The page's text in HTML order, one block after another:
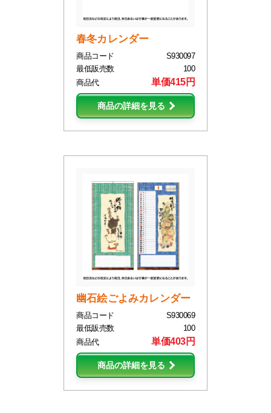
春冬カレンダー
商品コード
S930097
最低販売数
100
商品代
単価415円
商品の詳細を見る
幽石絵ごよみカレンダー
商品コード
S930069
最低販売数
100
商品代
単価403円
商品の詳細を見る